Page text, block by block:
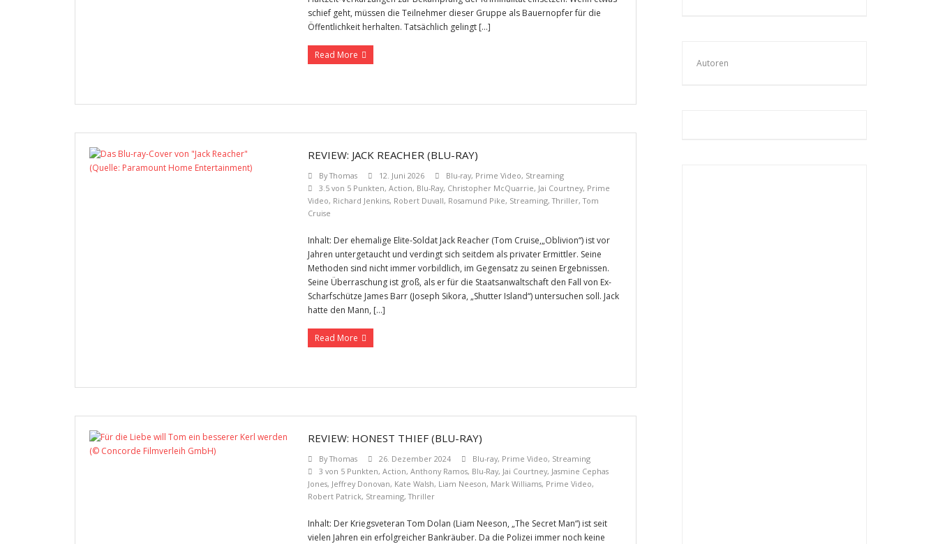
schief geht, müssen die Teilnehmer dieser Gruppe als Bauernopfer für die
Öffentlichkeit herhalten. Tatsächlich gelingt […]
Read More
REVIEW: JACK REACHER (BLU-RAY)
ByThomas 12. Juni 2026 Blu-ray, Prime Video, Streaming
3.5 von 5 Punkten,Action, Blu-Ray, Christopher McQuarrie, Jai Courtney, Prime
Video, Richard Jenkins, Robert Duvall, Rosamund Pike, Streaming,Thriller,Tom
Cruise
Inhalt: Der ehemalige Elite-Soldat Jack Reacher (Tom Cruise,„Oblivion“) ist vor
Jahren untergetaucht und verdingt sich seitdem als privater Ermittler. Seine
Methoden sind nicht immer vorbildlich, im Gegensatz zu seinen Ergebnissen.
Seine Überraschung ist groß, als er für die Staatsanwaltschaft den Fall von Ex-
Scharfschütze James Barr (Joseph Sikora, „Shutter Island“) untersuchen soll. Jack
hatte den Mann, […]
Read More
REVIEW: HONEST THIEF (BLU-RAY)
ByThomas 26. Dezember 2024 Blu-ray, Prime Video, Streaming
3 von 5 Punkten,Action,Anthony Ramos, Blu-Ray, Jai Courtney, Jasmine Cephas
Jones, Jeffrey Donovan, Kate Walsh, Liam Neeson, Mark Williams, Prime Video,
Robert Patrick, Streaming,Thriller
Inhalt: Der Kriegsveteran Tom Dolan (Liam Neeson, „The Secret Man“) ist seit
vielen Jahren ein erfolgreicher Bankräuber. Da die Polizei immer noch keine
Autoren